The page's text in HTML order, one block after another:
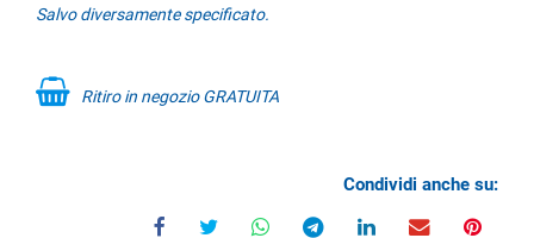
Salvo diversamente specificato.
Ritiro in negozio GRATUITA
Condividi anche su: